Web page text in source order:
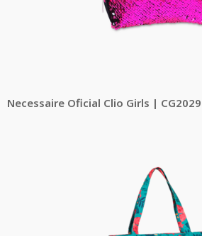
Necessaire Oficial Clio Girls | CG2029